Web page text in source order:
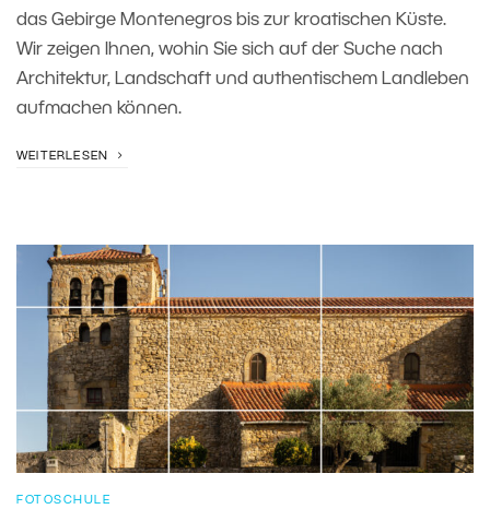
das Gebirge Montenegros bis zur kroatischen Küste.
Wir zeigen Ihnen, wohin Sie sich auf der Suche nach
Architektur, Landschaft und authentischem Landleben
aufmachen können.
WEITERLESEN
FOTOSCHULE